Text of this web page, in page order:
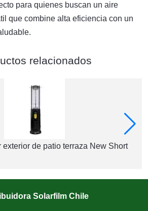
para quienes buscan un aire
que combine alta eficiencia con un
relacionados
exterior de patio terraza New Short
Solarfilm Chile